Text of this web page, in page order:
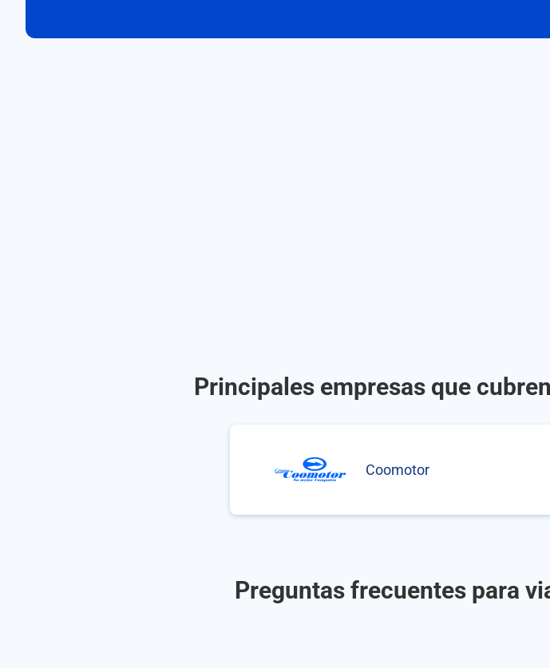
Principales empresas que
Coomotor
Preguntas frecuentes para